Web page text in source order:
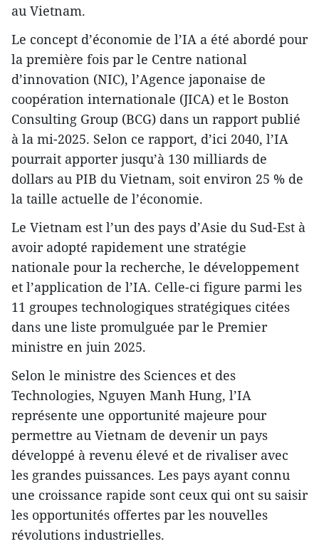
au Vietnam.
Le concept d’économie de l’IA a été abordé pour
la première fois par le Centre national
d’innovation (NIC), l’Agence japonaise de
coopération internationale (JICA) et le Boston
Consulting Group (BCG) dans un rapport publié
à la mi-2025. Selon ce rapport, d’ici 2040, l’IA
pourrait apporter jusqu’à 130 milliards de
dollars au PIB du Vietnam, soit environ 25 % de
la taille actuelle de l’économie.
Le Vietnam est l’un des pays d’Asie du Sud-Est à
avoir adopté rapidement une stratégie
nationale pour la recherche, le développement
et l’application de l’IA. Celle-ci figure parmi les
11 groupes technologiques stratégiques citées
dans une liste promulguée par le Premier
ministre en juin 2025.
Selon le ministre des Sciences et des
Technologies, Nguyen Manh Hung, l’IA
représente une opportunité majeure pour
permettre au Vietnam de devenir un pays
développé à revenu élevé et de rivaliser avec
les grandes puissances. Les pays ayant connu
une croissance rapide sont ceux qui ont su saisir
les opportunités offertes par les nouvelles
révolutions industrielles.